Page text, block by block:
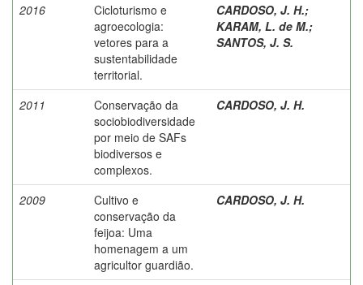
2016
Cicloturismo e
agroecologia:
vetores para a
sustentabilidade
territorial.
CARDOSO, J. H.;
KARAM, L. de M.;
SANTOS, J. S.
2011
Conservação da
sociobiodiversidade
por meio de SAFs
biodiversos e
complexos.
CARDOSO, J. H.
2009
Cultivo e
conservação da
feijoa: Uma
homenagem a um
agricultor guardião.
CARDOSO, J. H.